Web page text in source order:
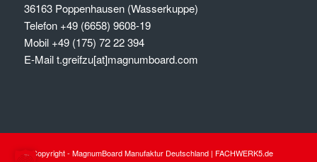
36163 Poppenhausen (Wasserkuppe)
Telefon +49 (6658) 9608-19
Mobil +49 (175) 72 22 394
E-Mailt.greifzu[at]magnumboard.com
© Copyright - MagnumBoard Manufaktur Deutschland | FACHWERK5.de